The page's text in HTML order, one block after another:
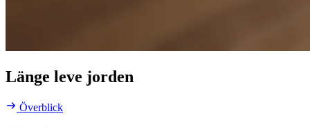
Länge leve jorden
Överblick